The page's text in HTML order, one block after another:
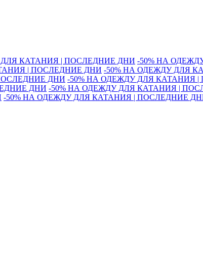
ДЛЯ КАТАНИЯ | ПОСЛЕДНИЕ ДНИ -50% НА
| ПОСЛЕДНИЕ ДНИ -50% НА ОДЕЖДУ ДЛЯ
ДНИ -50% НА ОДЕЖДУ ДЛЯ КАТАНИЯ
ДНИ -50% НА ОДЕЖДУ ДЛЯ КАТАНИЯ |
-50% НА ОДЕЖДУ ДЛЯ КАТАНИЯ | ПОСЛЕДНИЕ